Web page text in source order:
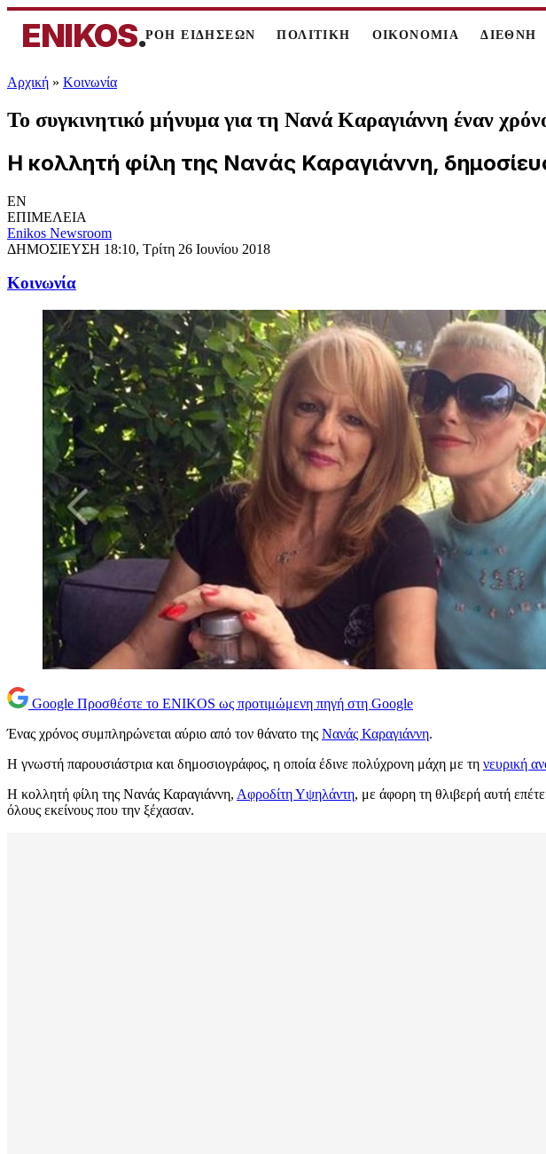
ENIKOS.ΡΟΗ ΕΙΔΗΣΕΩΝ ΠΟΛΙΤΙΚΗ ΟΙΚΟΝΟΜΙΑ ΔΙΕΘΝΗ
Αρχική » Κοινωνία
Το συγκινητικό μήνυμα για τη Νανά Καραγιάννη έναν
Η κολλητή φίλη της Νανάς Καραγιάννη,
EN
ΕΠΙΜΕΛΕΙΑ
Enikos Newsroom
ΔΗΜΟΣΙΕΥΣΗ 18:10, Τρίτη 26 Ιουνίου 2018
Κοινωνία
Google Προσθέστε το ENIKOS ως προτιμώμενη πηγή στη Google
Ένας χρόνος συμπληρώνεται αύριο από τον θάνατο της Νανάς Καραγιάννη.
Η γνωστή παρουσιάστρια και δημοσιογράφος, η οποία έδινε πολύχρονη μάχη με τη νευρική
Η κολλητή φίλη της Νανάς Καραγιάννη, Αφροδίτη Υψηλάντη, με άφορη τη θλιβερή αυτή
όλους εκείνους που την ξέχασαν.